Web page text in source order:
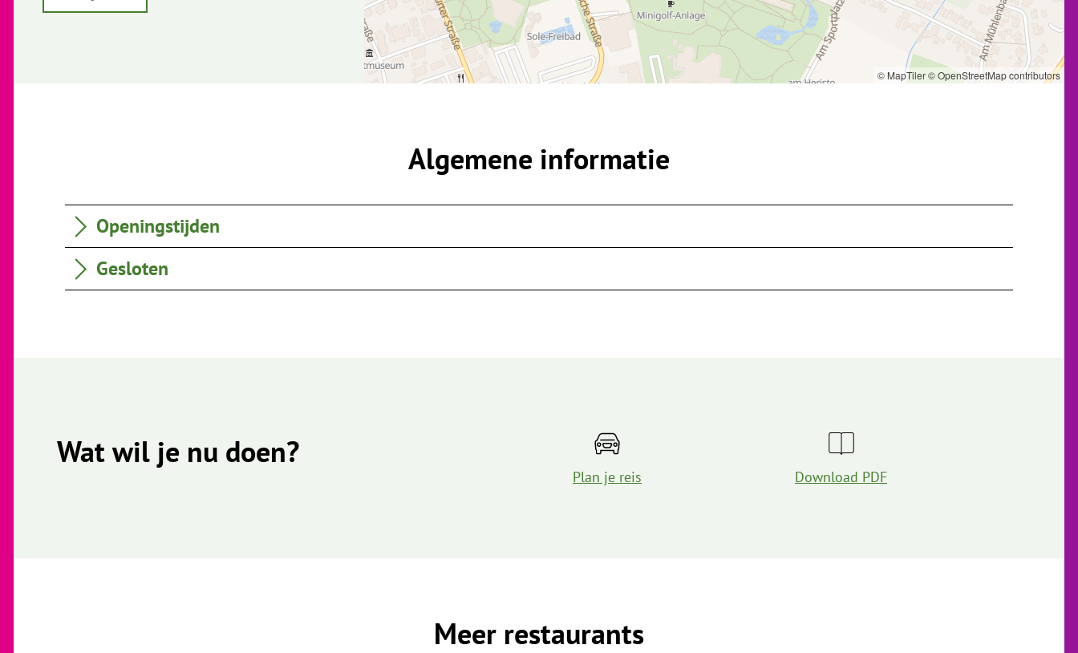
© MapTiler© OpenStreetMap contributors
Algemene informatie
Openingstijden
Gesloten
Wat wil je nu doen?
Plan je reis Download PDF
Meer restaurants